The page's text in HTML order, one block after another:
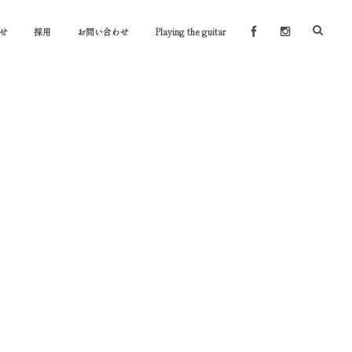
採用 お問い合わせ Playing the guitar